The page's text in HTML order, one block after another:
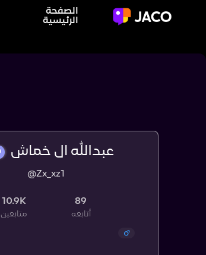
الصفحة
الرئيسية
عبدالله ال خماش
@Zx_xz1
89
أتابعه
10.9K
متابعين